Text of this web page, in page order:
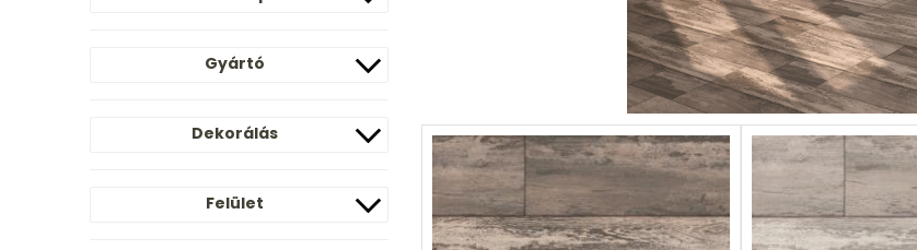
Gyártó
Dekorálás
Felület